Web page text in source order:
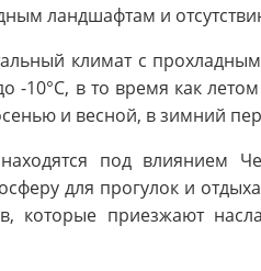
ландшафтам и
климат с
-10°С, в то время как
и весной, в зимний
находятся под влиянием
для прогулок и
которые приезжают